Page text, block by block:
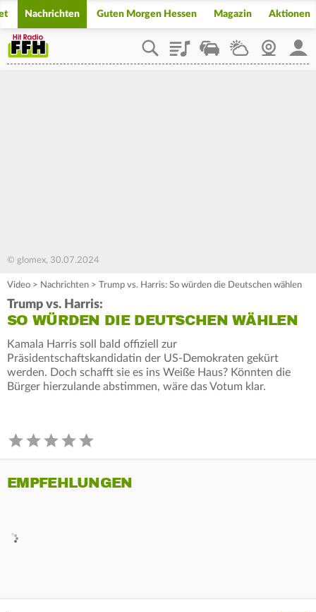
Nachrichten Guten Morgen Hessen Magazin Aktionen
PlaylistStaupilotWetterWebcam
© glomex, 30.07.2024
Video > Nachrichten > Trump vs. Harris: So würden die Deutschen wählen
Trump vs. Harris:
SO WÜRDEN DIE DEUTSCHEN WÄHLEN
Kamala Harris soll bald offiziell zur
Präsidentschaftskandidatin der US-Demokraten gekürt
werden. Doch schafft sie es ins Weiße Haus? Könnten die
Bürger hierzulande abstimmen, wäre das Votum klar.
EMPFEHLUNGEN